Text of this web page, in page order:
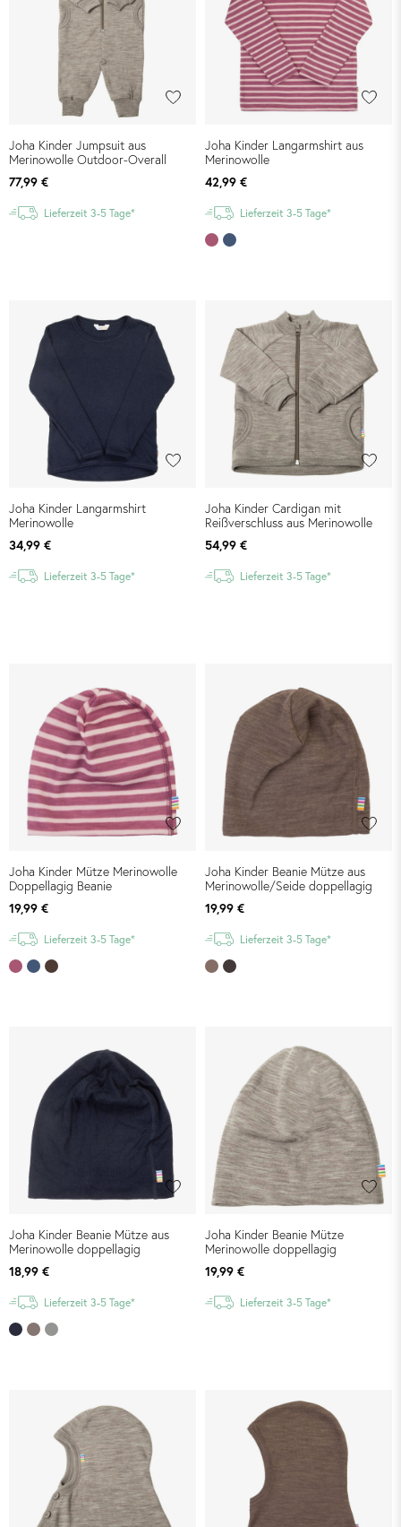
Joha Kinder Jumpsuit aus
Merinowolle Outdoor-Overall
77,99 €
Lieferzeit 3-5 Tage*
Joha Kinder Langarmshirt aus
Merinowolle
42,99 €
Lieferzeit 3-5 Tage*
Joha Kinder Langarmshirt
Merinowolle
34,99 €
Lieferzeit 3-5 Tage*
Joha Kinder Cardigan mit
Reißverschluss aus Merinowolle
54,99 €
Lieferzeit 3-5 Tage*
Joha Kinder Mütze Merinowolle
Doppellagig Beanie
19,99 €
Lieferzeit 3-5 Tage*
Joha Kinder Beanie Mütze aus
Merinowolle/Seide doppellagig
19,99 €
Lieferzeit 3-5 Tage*
Joha Kinder Beanie Mütze aus
Merinowolle doppellagig
18,99 €
Lieferzeit 3-5 Tage*
Joha Kinder Beanie Mütze
Merinowolle doppellagig
19,99 €
Lieferzeit 3-5 Tage*